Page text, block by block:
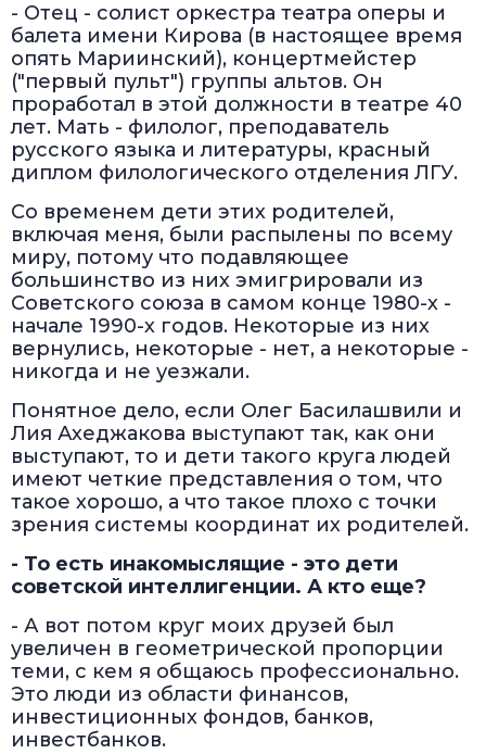
- Отец - солист оркестра театра оперы и
балета имени Кирова (в настоящее время
опять Мариинский), концертмейстер
("первый пульт") группы альтов. Он
проработал в этой должности в театре 40
лет. Мать - филолог, преподаватель
русского языка и литературы, красный
диплом филологического отделения ЛГУ.
Со временем дети этих родителей,
включая меня, были распылены по всему
миру, потому что подавляющее
большинство из них эмигрировали из
Советского союза в самом конце 1980-х -
начале 1990-х годов. Некоторые из них
вернулись, некоторые - нет, а некоторые -
никогда и не уезжали.
Понятное дело, если Олег Басилашвили и
Лия Ахеджакова выступают так, как они
выступают, то и дети такого круга людей
имеют четкие представления о том, что
такое хорошо, а что такое плохо с точки
зрения системы координат их родителей.
- То есть инакомыслящие - это дети
советской интеллигенции. А кто еще?
- А вот потом круг моих друзей был
увеличен в геометрической пропорции
теми, с кем я общаюсь профессионально.
Это люди из области финансов,
инвестиционных фондов, банков,
инвестбанков.